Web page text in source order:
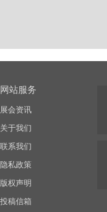
网站服务
展会资讯
关于我们
联系我们
隐私政策
版权声明
投稿信箱